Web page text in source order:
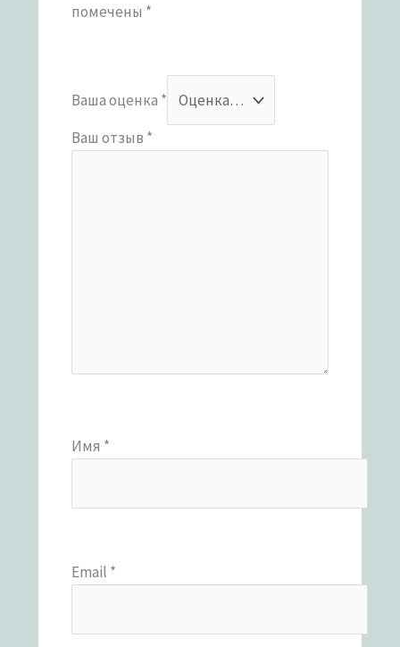
помечены *
Ваша оценка *
Ваш отзыв *
Имя *
Email *